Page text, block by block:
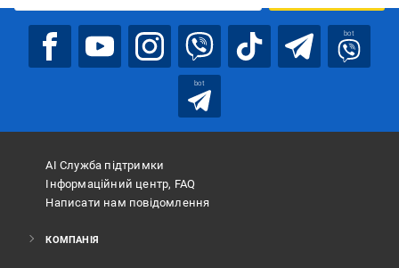
bot
bot
АІ Служба підтримки
Інформаційний центр, FAQ
Написати нам повідомлення
КОМПАНІЯ